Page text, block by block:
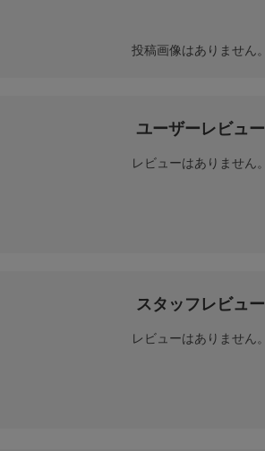
投稿画像はありません。
ユーザーレビュー
レビューはありません。
スタッフレビュー
レビューはありません。